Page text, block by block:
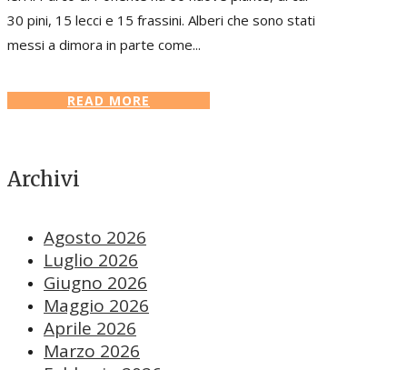
30 pini, 15 lecci e 15 frassini. Alberi che sono stati
messi a dimora in parte come...
READ MORE
Archivi
Agosto 2026
Luglio 2026
Giugno 2026
Maggio 2026
Aprile 2026
Marzo 2026